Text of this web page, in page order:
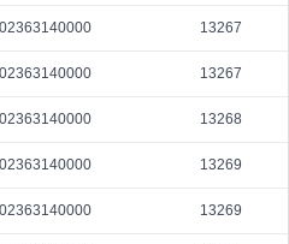
13267
13267
13268
13269
13269